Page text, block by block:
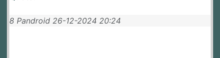
8 Pandroid 26-12-2024 20:24